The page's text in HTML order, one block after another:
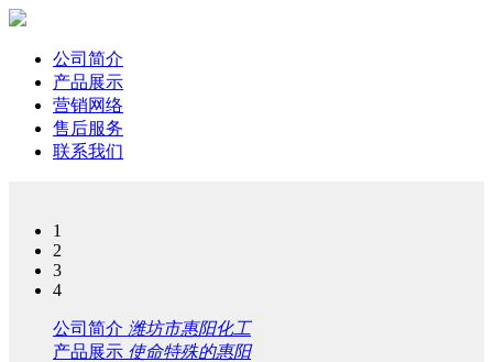
公司简介
产品展示
营销网络
售后服务
联系我们
1
2
3
4
公司简介 潍坊市惠阳化工
产品展示 使命特殊的惠阳